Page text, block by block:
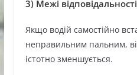
3) Межі
Якщо водій самостійно
неправильним пальним,
істотно зменшується.